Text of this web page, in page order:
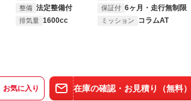
整備 法定整備付 保証付 6ヶ月・走行無制限
排気量 1600cc ミッション コラムAT
お気に入り 在庫の確認・お見積り（無料）